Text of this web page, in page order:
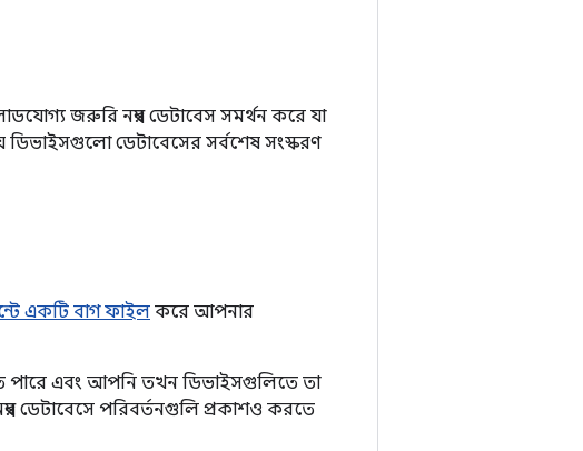
জরুরি নম্বর ডেটাবেস সমর্থন করে যা
ডিভাইসগুলো ডেটাবেসের সর্বশেষ সংস্করণ
একটি বাগ ফাইল করে আপনার
এবং আপনি তখন ডিভাইসগুলিতে তা
ডেটাবেসে পরিবর্তনগুলি প্রকাশও করতে